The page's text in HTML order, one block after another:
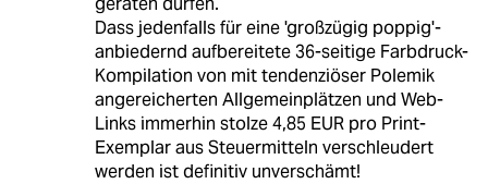
Dass jedenfalls für eine 'großzügig poppig'-
anbiedernd aufbereitete 36-seitige Farbdruck-
Kompilation von mit tendenziöser Polemik
angereicherten Allgemeinplätzen und Web-
Links immerhin stolze 4,85 EUR pro Print-
Exemplar aus Steuermitteln verschleudert
werden ist definitiv unverschämt!